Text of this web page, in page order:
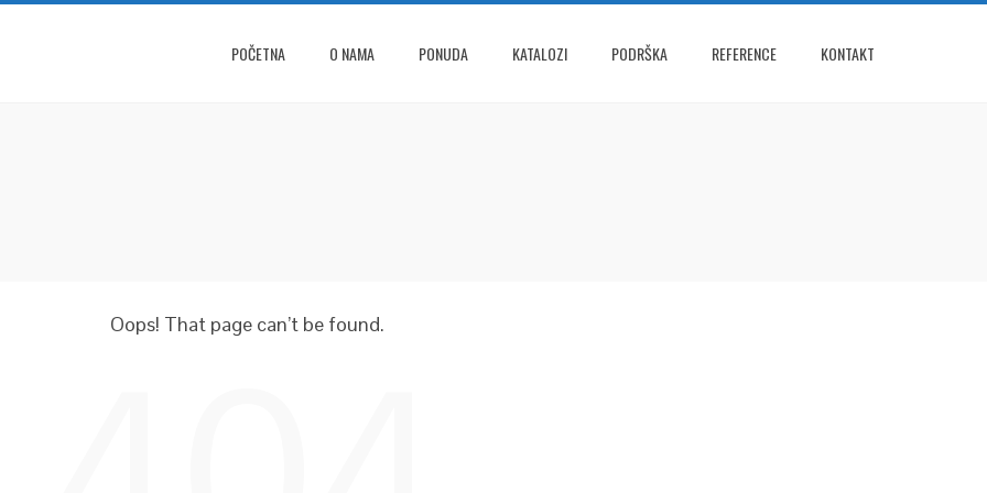
POČETNA O NAMA PONUDA KATALOZI PODRŠKA REFERENCE KONTAKT
Oops! That page can’t be found.